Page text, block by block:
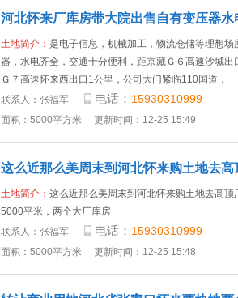
河北怀来厂库房带大院出售自有变压器水
土地简介： 是电子信息，机械加工，物流仓储等理想场
器，水电齐全，交通十分便利，距京藏Ｇ６高速沙城出
Ｇ７高速怀来西出口1公里，公司大门紧临110国道，
联系人： 张福军 电话： 15930310999
面积：5000平方米 更新时间：12-25 15:49
这么近那么美周末到河北怀来购土地去
土地简介： 这么近那么美周末到河北怀来购土地去高顶
5000平米，两个大厂库房
联系人： 张福军 电话： 15930310999
面积：5000平方米 更新时间：12-25 15:48